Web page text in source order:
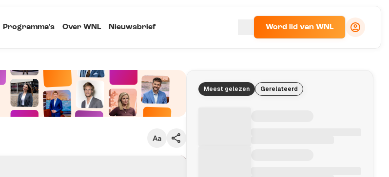
Programma's Over WNL Nieuwsbrief Word lid van WNL
Meest gelezen Gerelateerd